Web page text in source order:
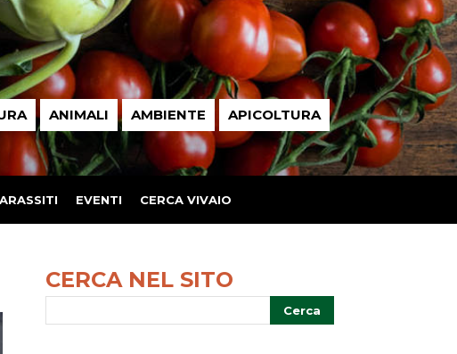
ANIMALI AMBIENTE APICOLTURA
EVENTI CERCA VIVAIO
CERCA NEL SITO